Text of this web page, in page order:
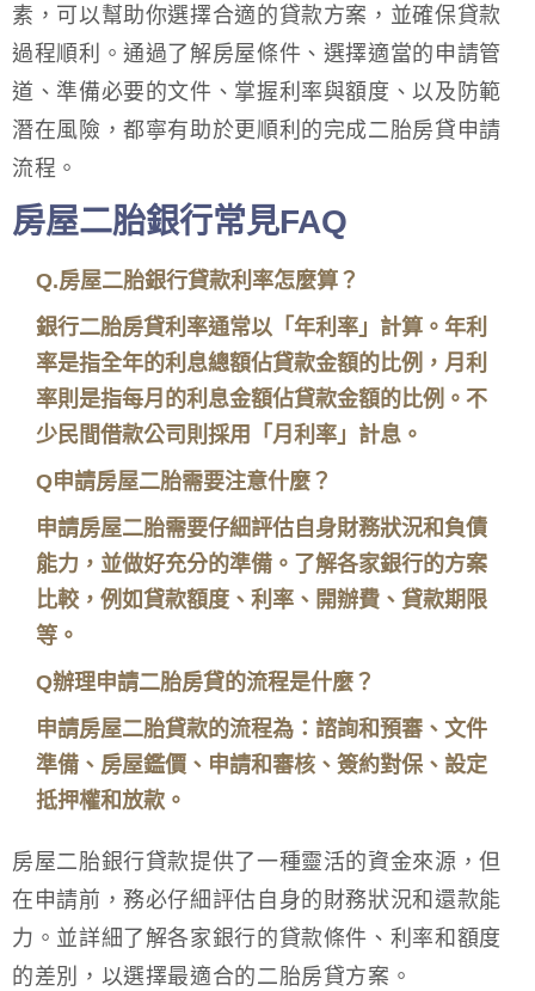
素，可以幫助你選擇合適的貸款方案，並確保貸款
過程順利。通過了解房屋條件、選擇適當的申請管
道、準備必要的文件、掌握利率與額度、以及防範
潛在風險，都寧有助於更順利的完成二胎房貸申請
流程。
房屋二胎銀行常見FAQ
Q.房屋二胎銀行貸款利率怎麼算？
銀行二胎房貸利率通常以「年利率」計算。年利
率是指全年的利息總額佔貸款金額的比例，月利
率則是指每月的利息金額佔貸款金額的比例。不
少民間借款公司則採用「月利率」計息。
Q申請房屋二胎需要注意什麼？
申請房屋二胎需要仔細評估自身財務狀況和負債
能力，並做好充分的準備。了解各家銀行的方案
比較，例如貸款額度、利率、開辦費、貸款期限
等。
Q辦理申請二胎房貸的流程是什麼？
申請房屋二胎貸款的流程為：諮詢和預審、文件
準備、房屋鑑價、申請和審核、簽約對保、設定
抵押權和放款。
房屋二胎銀行貸款提供了一種靈活的資金來源，但
在申請前，務必仔細評估自身的財務狀況和還款能
力。並詳細了解各家銀行的貸款條件、利率和額度
的差別，以選擇最適合的二胎房貸方案。